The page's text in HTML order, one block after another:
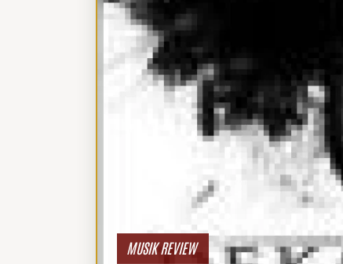
MUSIK REVIEW